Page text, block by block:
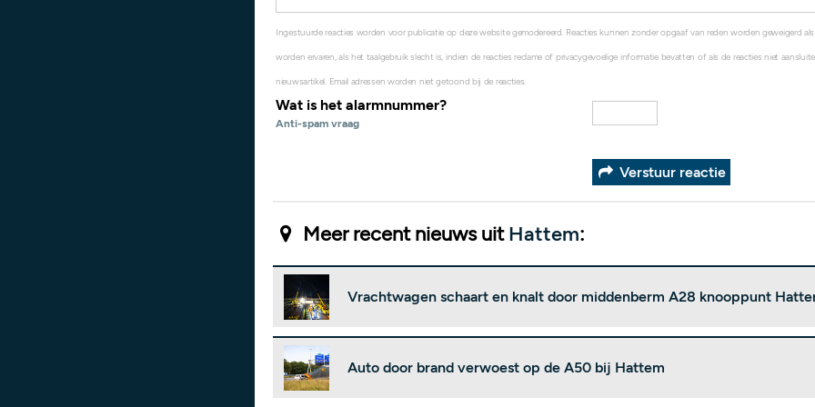
Ingestuurde reacties worden voor publicatie op deze website gemodereerd. Reacties kunnen zonder opgaaf van reden worden geweigerd
worden ervaren, als het taalgebruik slecht is, indien de reacties reclame of privacygevoelige informatie bevatten of als de reacties niet
nieuwsartikel. Email adressen worden niet getoond bij de reacties.
Wat is het alarmnummer?
Anti-spam vraag
Verstuur reactie
Meer recent nieuws uitHattem:
Vrachtwagen schaart en knalt door middenberm A28 knooppunt
Auto door brand verwoest op de A50 bij Hattem